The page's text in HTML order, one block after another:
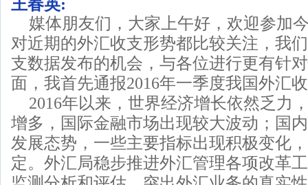
王春英:
媒体朋友们，大家上午好，欢迎参加
对近期的外汇收支形势都比较关注，我
支数据发布的机会，与各位进行更有针
面，我首先通报2016年一季度我国外汇
2016年以来，世界经济增长依然乏力
增多，国际金融市场出现较大波动；国
发展态势，一些主要指标出现积极变化
定。外汇局稳步推进外汇管理各项改革